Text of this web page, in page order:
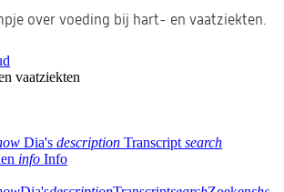
over voeding bij hart- en vaatziekten.